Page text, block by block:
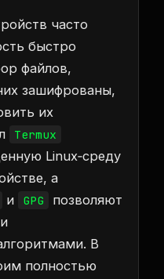
часто
быстро
файлов,
зашифрованы,
их
Termux
Linux‑среду
а
и GPG
позволяют
В
полностью